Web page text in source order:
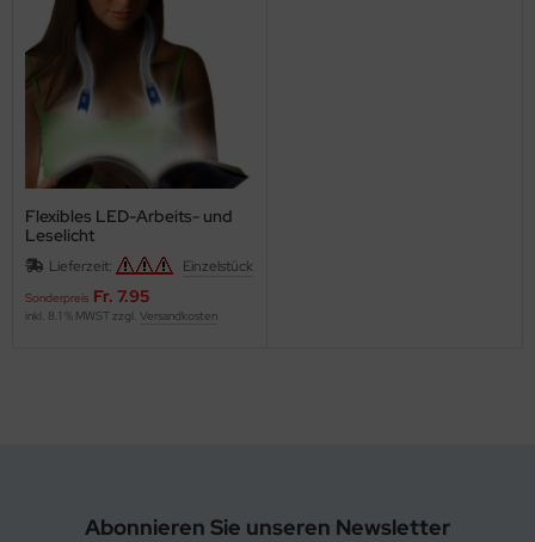
Flexibles LED-Arbeits- und
Leselicht
Lieferzeit: Einzelstück
Sonderpreis Fr. 7.95
inkl. 8.1 % MWST zzgl. Versandkosten
Abonnieren Sie unseren Newsletter